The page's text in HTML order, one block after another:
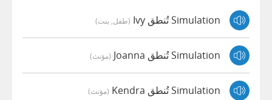
Simulation تُنطق Ivy (طفل, بنت)
Simulation تُنطق Joanna (مؤنث)
Simulation تُنطق Kendra (مؤنث)